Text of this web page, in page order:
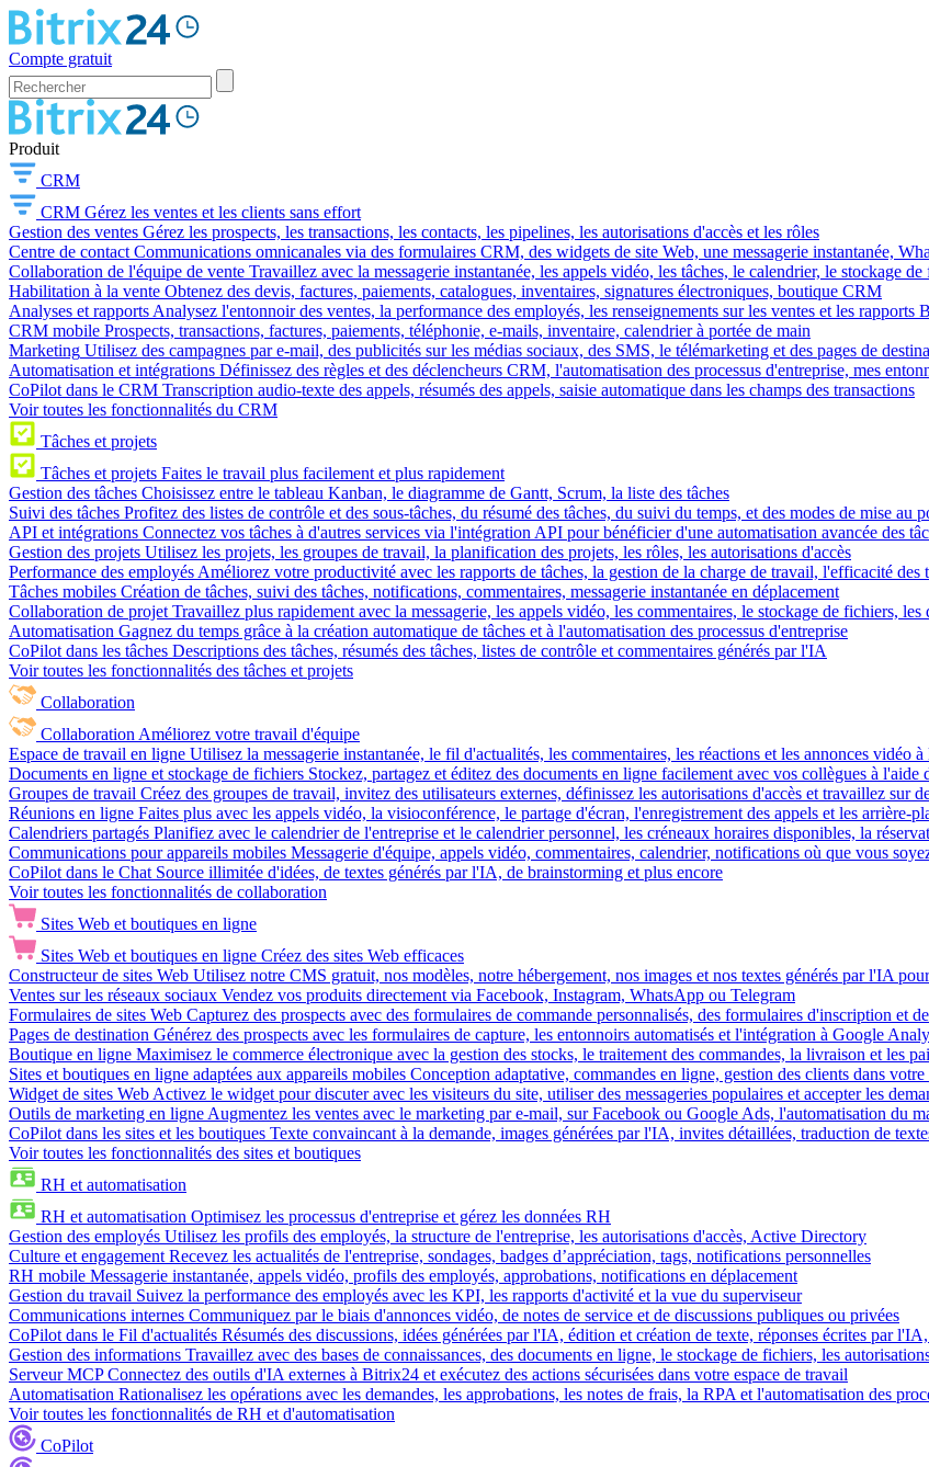
Compte gratuit
Produit
CRM
CRM Gérez les ventes et les clients sans effort
Gestion des ventes Gérez les prospects, les transactions, les contacts, les pipelines, les autorisations d'accès et les rôles
Centre de contact Communications omnicanales via des formulaires CRM, des widgets de site Web, une messagerie instantanée,
Collaboration de l'équipe de vente Travaillez avec la messagerie instantanée, les appels vidéo, les tâches, le calendrier, le stockage
Habilitation à la vente Obtenez des devis, factures, paiements, catalogues, inventaires, signatures électroniques, boutique CRM
Analyses et rapports Analysez l'entonnoir des ventes, la performance des employés, les renseignements sur les ventes et les rapports
CRM mobile Prospects, transactions, factures, paiements, téléphonie, e-mails, inventaire, calendrier à portée de main
Marketing Utilisez des campagnes par e-mail, des publicités sur les médias sociaux, des SMS, le télémarketing et des pages de
Automatisation et intégrations Définissez des règles et des déclencheurs CRM, l'automatisation des processus d'entreprise, mes
CoPilot dans le CRM Transcription audio-texte des appels, résumés des appels, saisie automatique dans les champs des transactions
Voir toutes les fonctionnalités du CRM
Tâches et projets
Tâches et projets Faites le travail plus facilement et plus rapidement
Gestion des tâches Choisissez entre le tableau Kanban, le diagramme de Gantt, Scrum, la liste des tâches
Suivi des tâches Profitez des listes de contrôle et des sous-tâches, du résumé des tâches, du suivi du temps, et des modes de mise au
API et intégrations Connectez vos tâches à d'autres services via l'intégration API pour bénéficier d'une automatisation avancée des
Gestion des projets Utilisez les projets, les groupes de travail, la planification des projets, les rôles, les autorisations d'accès
Performance des employés Améliorez votre productivité avec les rapports de tâches, la gestion de la charge de travail, l'efficacité des
Tâches mobiles Création de tâches, suivi des tâches, notifications, commentaires, messagerie instantanée en déplacement
Collaboration de projet Travaillez plus rapidement avec la messagerie, les appels vidéo, les commentaires, le stockage de fichiers,
Automatisation Gagnez du temps grâce à la création automatique de tâches et à l'automatisation des processus d'entreprise
CoPilot dans les tâches Descriptions des tâches, résumés des tâches, listes de contrôle et commentaires générés par l'IA
Voir toutes les fonctionnalités des tâches et projets
Collaboration
Collaboration Améliorez votre travail d'équipe
Espace de travail en ligne Utilisez la messagerie instantanée, le fil d'actualités, les commentaires, les réactions et les annonces vidéo
Documents en ligne et stockage de fichiers Stockez, partagez et éditez des documents en ligne facilement avec vos collègues à
Groupes de travail Créez des groupes de travail, invitez des utilisateurs externes, définissez les autorisations d'accès et travaillez sur
Réunions en ligne Faites plus avec les appels vidéo, la visioconférence, le partage d'écran, l'enregistrement des appels et les arrière-
Calendriers partagés Planifiez avec le calendrier de l'entreprise et le calendrier personnel, les créneaux horaires disponibles, la
Communications pour appareils mobiles Messagerie d'équipe, appels vidéo, commentaires, calendrier, notifications où que vous
CoPilot dans le Chat Source illimitée d'idées, de textes générés par l'IA, de brainstorming et plus encore
Voir toutes les fonctionnalités de collaboration
Sites Web et boutiques en ligne
Sites Web et boutiques en ligne Créez des sites Web efficaces
Constructeur de sites Web Utilisez notre CMS gratuit, nos modèles, notre hébergement, nos images et nos textes générés par l'IA
Ventes sur les réseaux sociaux Vendez vos produits directement via Facebook, Instagram, WhatsApp ou Telegram
Formulaires de sites Web Capturez des prospects avec des formulaires de commande personnalisés, des formulaires d'inscription et
Pages de destination Générez des prospects avec les formulaires de capture, les entonnoirs automatisés et l'intégration à Google
Boutique en ligne Maximisez le commerce électronique avec la gestion des stocks, le traitement des commandes, la livraison et les
Sites et boutiques en ligne adaptées aux appareils mobiles Conception adaptative, commandes en ligne, gestion des clients dans votre
Widget de sites Web Activez le widget pour discuter avec les visiteurs du site, utiliser des messageries populaires et accepter les
Outils de marketing en ligne Augmentez les ventes avec le marketing par e-mail, sur Facebook ou Google Ads, l'automatisation du
CoPilot dans les sites et les boutiques Texte convaincant à la demande, images générées par l'IA, invites détaillées, traduction de
Voir toutes les fonctionnalités des sites et boutiques
RH et automatisation
RH et automatisation Optimisez les processus d'entreprise et gérez les données RH
Gestion des employés Utilisez les profils des employés, la structure de l'entreprise, les autorisations d'accès, Active Directory
Culture et engagement Recevez les actualités de l'entreprise, sondages, badges d’appréciation, tags, notifications personnelles
RH mobile Messagerie instantanée, appels vidéo, profils des employés, approbations, notifications en déplacement
Gestion du travail Suivez la performance des employés avec les KPI, les rapports d'activité et la vue du superviseur
Communications internes Communiquez par le biais d'annonces vidéo, de notes de service et de discussions publiques ou privées
CoPilot dans le Fil d'actualités Résumés des discussions, idées générées par l'IA, édition et création de texte, réponses écrites par
Gestion des informations Travaillez avec des bases de connaissances, des documents en ligne, le stockage de fichiers, les
Serveur MCP Connectez des outils d'IA externes à Bitrix24 et exécutez des actions sécurisées dans votre espace de travail
Automatisation Rationalisez les opérations avec les demandes, les approbations, les notes de frais, la RPA et l'automatisation des
Voir toutes les fonctionnalités de RH et d'automatisation
CoPilot